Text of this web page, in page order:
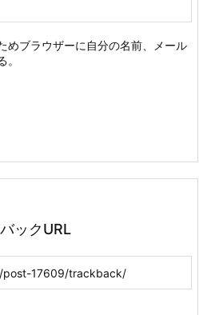
めブラウザーに自分の名前、メール
ックURL